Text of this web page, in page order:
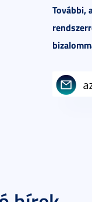
ítélt
A
pedig
Az
További,